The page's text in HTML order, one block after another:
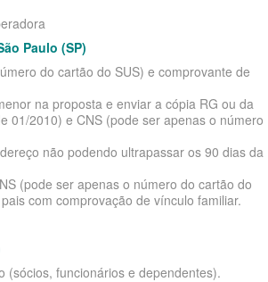
Paulo (SP)
do cartão do SUS) e comprovante de
na proposta e enviar a cópia RG ou da
01/2010) e CNS (pode ser apenas o número
não podendo ultrapassar os 90 dias da
(pode ser apenas o número do cartão do
com comprovação de vínculo familiar.
(sócios, funcionários e dependentes).